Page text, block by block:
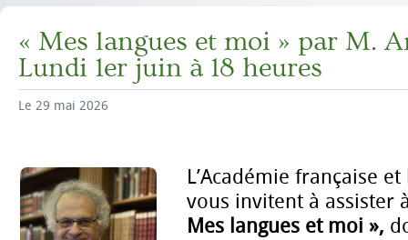
« Mes langues et moi » par M.
Lundi 1er juin à 18 heures
Le 29 mai 2026
L’Académie française
vous invitent à assister
Mes langues et moi »,